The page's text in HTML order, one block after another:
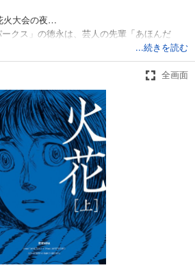
火大会の夜…
クス」の徳永は、芸人の先輩「あほんだ
き方に触れた徳永は、弟子入りを志願。
に、ふたりは師弟の杯を交わす。
生きる、ふたりの芸人の十年にわたる物語
吉直樹氏が本作のために新規書き下ろしを
だら」の漫才ネタも収録！
...続きを読む
全画面